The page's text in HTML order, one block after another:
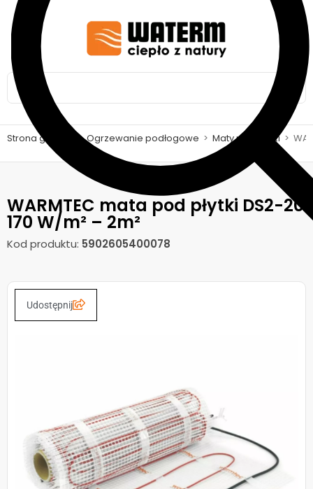
Strona główna > Ogrzewanie podłogowe > Maty pod płytki >
WARMTEC mata pod płytki DS2-20
170 W/m² – 2m²
Kod produktu: 5902605400078
Udostępnij